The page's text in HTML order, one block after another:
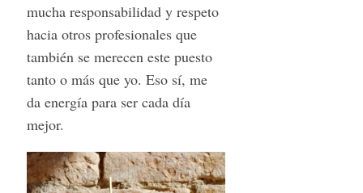
mucha responsabilidad y respeto
hacia otros profesionales que
también se merecen este puesto
tanto o más que yo. Eso sí, me
da energía para ser cada día
mejor.